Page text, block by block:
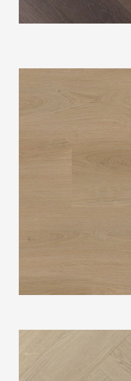
Belakos Palazzo